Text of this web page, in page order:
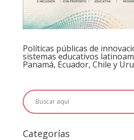
Políticas públicas de
sistemas educativos
Panamá, Ecuador, Chile y
Categorías